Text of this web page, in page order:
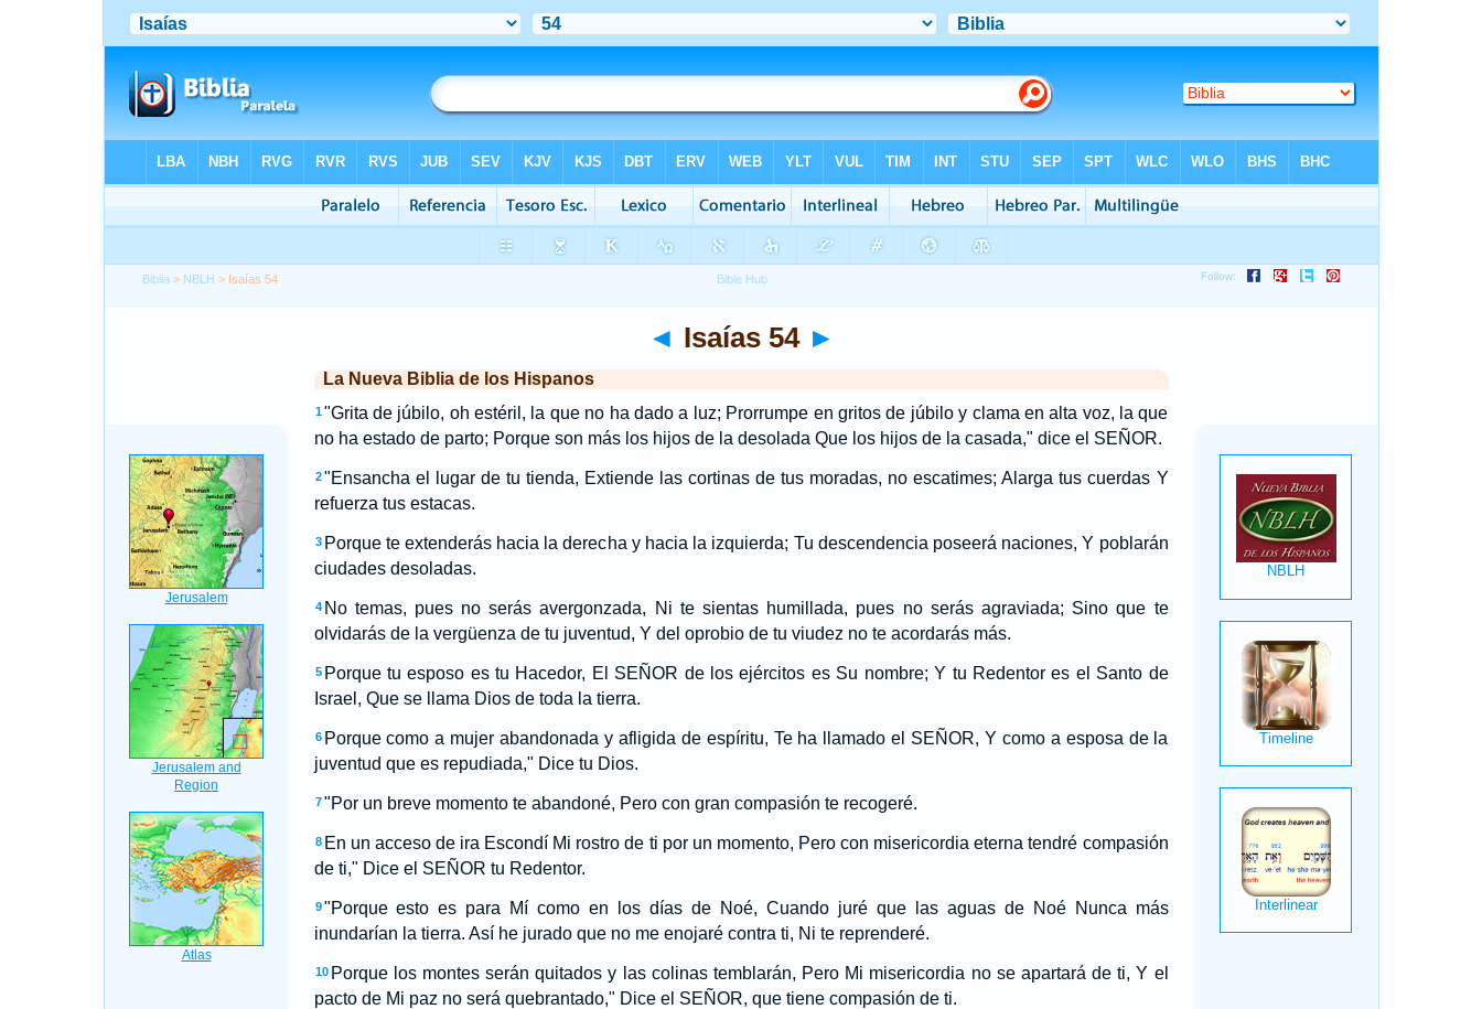
Biblia > NBLH > Isaías 54
◄ Isaías 54 ►
La Nueva Biblia de los Hispanos
1 "Grita de júbilo, oh estéril, la que no ha dado a luz; Prorrumpe en gritos de júbilo y clama en alta voz, la que
no ha estado de parto; Porque son más los hijos de la desolada Que los hijos de la casada," dice el SEÑOR.
2 "Ensancha el lugar de tu tienda, Extiende las cortinas de tus moradas, no escatimes; Alarga tus cuerdas Y
refuerza tus estacas.
3 Porque te extenderás hacia la derecha y hacia la izquierda; Tu descendencia poseerá naciones, Y poblarán
ciudades desoladas.
4 No temas, pues no serás avergonzada, Ni te sientas humillada, pues no serás agraviada; Sino que te
olvidarás de la vergüenza de tu juventud, Y del oprobio de tu viudez no te acordarás más.
5 Porque tu esposo es tu Hacedor, El SEÑOR de los ejércitos es Su nombre; Y tu Redentor es el Santo de
Israel, Que se llama Dios de toda la tierra.
6 Porque como a mujer abandonada y afligida de espíritu, Te ha llamado el SEÑOR, Y como a esposa de la
juventud que es repudiada," Dice tu Dios.
7 "Por un breve momento te abandoné, Pero con gran compasión te recogeré.
8 En un acceso de ira Escondí Mi rostro de ti por un momento, Pero con misericordia eterna tendré compasión
de ti," Dice el SEÑOR tu Redentor.
9 "Porque esto es para Mí como en los días de Noé, Cuando juré que las aguas de Noé Nunca más
inundarían la tierra. Así he jurado que no me enojaré contra ti, Ni te reprenderé.
10 Porque los montes serán quitados y las colinas temblarán, Pero Mi misericordia no se apartará de ti, Y el
pacto de Mi paz no será quebrantado," Dice el SEÑOR, que tiene compasión de ti.